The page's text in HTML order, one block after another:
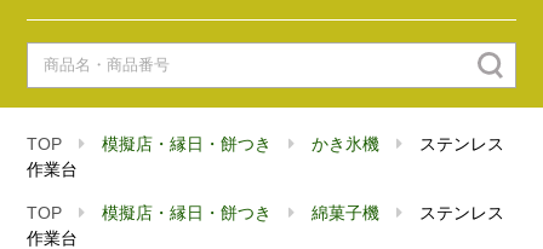
TOP 模擬店・縁日・餅つき かき氷機
ステンレス
作業台
TOP 模擬店・縁日・餅つき 綿菓子機
ステンレス
作業台